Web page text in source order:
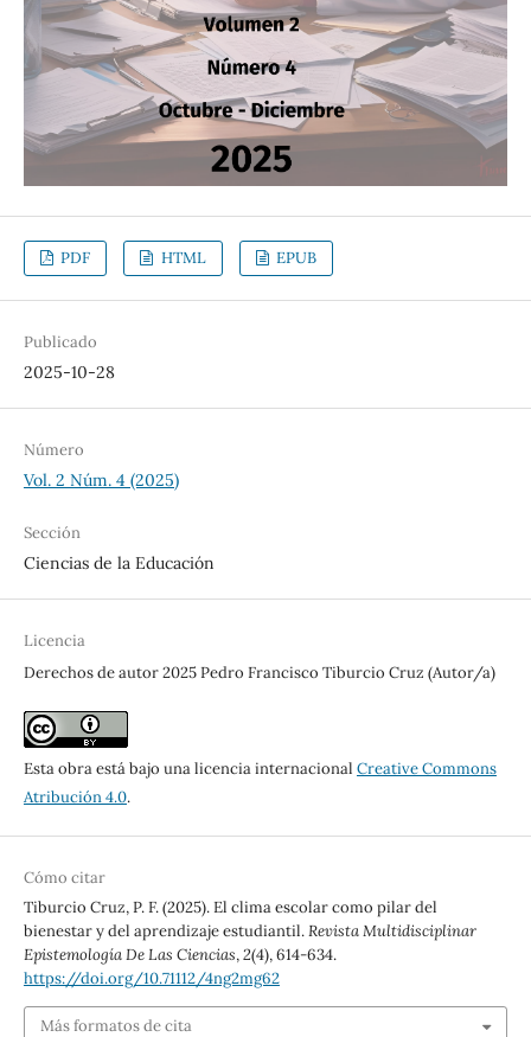
PDF HTML EPUB
Publicado
2025-10-28
Número
Vol. 2 Núm. 4 (2025)
Sección
Ciencias de la Educación
Licencia
Derechos de autor 2025 Pedro Francisco Tiburcio Cruz (Autor/a)
Esta obra está bajo una licencia internacional Creative Commons
Atribución 4.0.
Cómo citar
Tiburcio Cruz, P. F. (2025). El clima escolar como pilar del
bienestar y del aprendizaje estudiantil.Revista Multidisciplinar
Epistemología De Las Ciencias,2(4), 614-634.
https://doi.org/10.71112/4ng2mg62
Más formatos de cita